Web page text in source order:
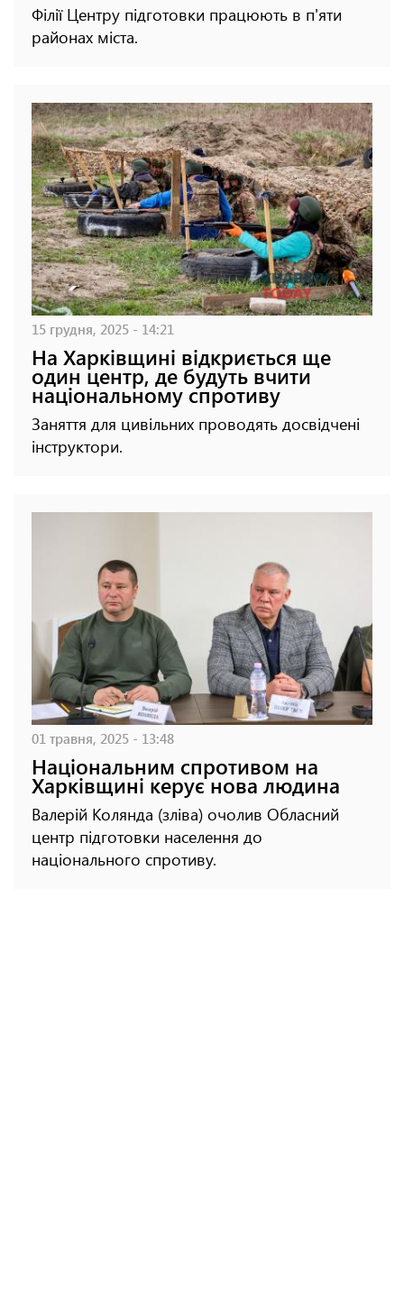
Філії Центру підготовки працюють в п'яти
районах міста.
15 грудня, 2025 - 14:21
На Харківщині відкриється ще
один центр, де будуть вчити
національному спротиву
Заняття для цивільних проводять досвідчені
інструктори.
01 травня, 2025 - 13:48
Національним спротивом на
Харківщині керує нова людина
Валерій Колянда (зліва) очолив Обласний
центр підготовки населення до
національного спротиву.